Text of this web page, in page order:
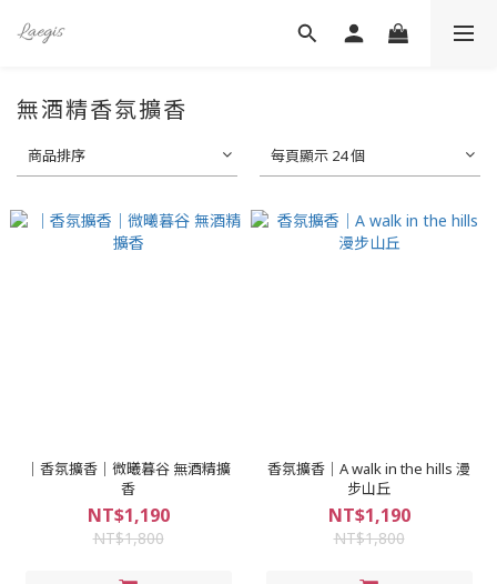
無酒精香氛擴香
商品排序 每頁顯示 24 個
｜香氛擴香｜微曦暮谷 無酒精擴
香
NT$1,190
NT$1,800
香氛擴香｜A walk in the hills 漫
步山丘
NT$1,190
NT$1,800